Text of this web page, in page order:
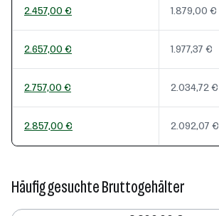
2.457,00 € 1.879,00 €
2.657,00 € 1.977,37 €
2.757,00 € 2.034,72 €
2.857,00 € 2.092,07 €
Häufig gesuchte Bruttogehälter